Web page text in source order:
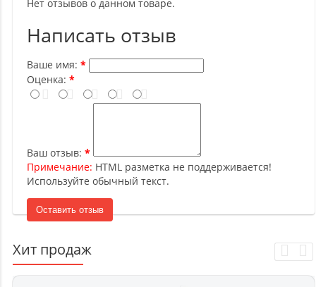
Нет отзывов о данном товаре.
Написать отзыв
Ваше имя:
Оценка:
Ваш отзыв:
Примечание: HTML разметка не поддерживается!
Используйте обычный текст.
Оставить отзыв
Хит продаж